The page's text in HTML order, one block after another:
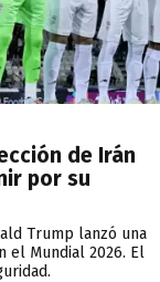
de Irán
por su
Trump lanzó una
el Mundial 2026. El